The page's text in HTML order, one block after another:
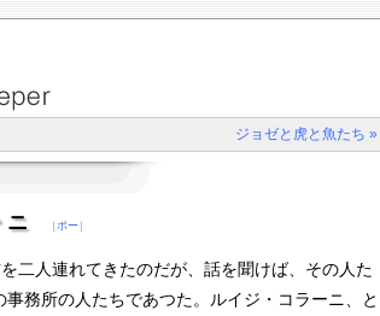
ジョゼと虎と魚たち »
ニ ［ ポー］
二人連れてきたのだが、話を聞けば、その人た
務所の人たちであつた。ルイジ・コラーニ、と